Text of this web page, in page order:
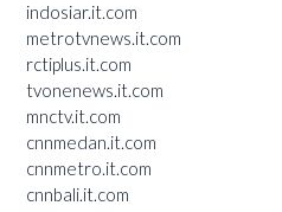
indosiar.it.com
metrotvnews.it.com
rctiplus.it.com
tvonenews.it.com
mnctv.it.com
cnnmedan.it.com
cnnmetro.it.com
cnnbali.it.com